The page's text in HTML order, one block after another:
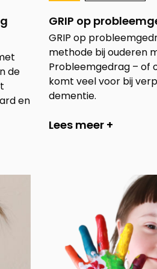
de
en
GRIP op
GRIP op
methode bij ouderen
Probleemgedrag – of
komt veel voor bij
dementie.
Lees meer +